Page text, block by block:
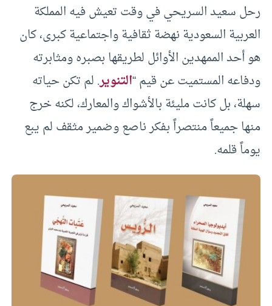
رحل سعيد السريحي في وقت تعيش فيه المملكة
العربية السعودية نهضة ثقافية واجتماعية كبرى، كان
هو أحد الممهدين الأوائل لطريقها بصبره ومثابرته
ودفاعه المستميت عن قيم “التنوير. لم تكن حياته
سهلة، بل كانت مليئة بالأشواك والمعارك، لكنه خرج
منها جميعاً منتصراً بفكر ناصع وضمير مثقف لم يبع
يوماً قلمه.